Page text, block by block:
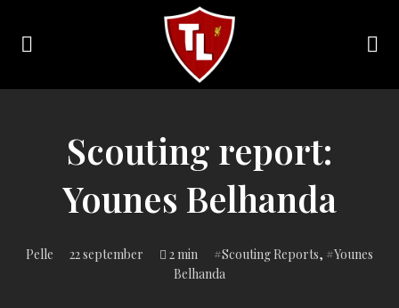
Sveriges
online
magazine!
Scouting report:
Younes Belhanda
Pelle 22 september 2 min
Inlagd
i:
Scouting Reports,
Younes
Belhanda